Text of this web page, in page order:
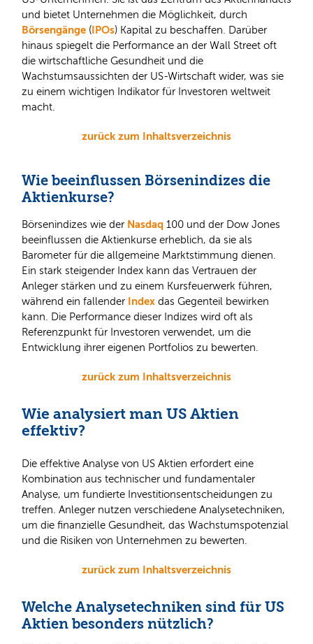
und bietet Unternehmen die Möglichkeit, durch
Börsengänge (IPOs) Kapital zu beschaffen. Darüber
hinaus spiegelt die Performance an der Wall Street oft
die wirtschaftliche Gesundheit und die
Wachstumsaussichten der US-Wirtschaft wider, was sie
zu einem wichtigen Indikator für Investoren weltweit
macht.
zurück zum Inhaltsverzeichnis
Wie beeinflussen Börsenindizes die
Aktienkurse?
Börsenindizes wie der Nasdaq 100 und der Dow Jones
beeinflussen die Aktienkurse erheblich, da sie als
Barometer für die allgemeine Marktstimmung dienen.
Ein stark steigender Index kann das Vertrauen der
Anleger stärken und zu einem Kursfeuerwerk führen,
während ein fallender Index das Gegenteil bewirken
kann. Die Performance dieser Indizes wird oft als
Referenzpunkt für Investoren verwendet, um die
Entwicklung ihrer eigenen Portfolios zu bewerten.
zurück zum Inhaltsverzeichnis
Wie analysiert man US Aktien
effektiv?
Die effektive Analyse von US Aktien erfordert eine
Kombination aus technischer und fundamentaler
Analyse, um fundierte Investitionsentscheidungen zu
treffen. Anleger nutzen verschiedene Analysetechniken,
um die finanzielle Gesundheit, das Wachstumspotenzial
und die Risiken von Unternehmen zu bewerten.
zurück zum Inhaltsverzeichnis
Welche Analysetechniken sind für US
Aktien besonders nützlich?